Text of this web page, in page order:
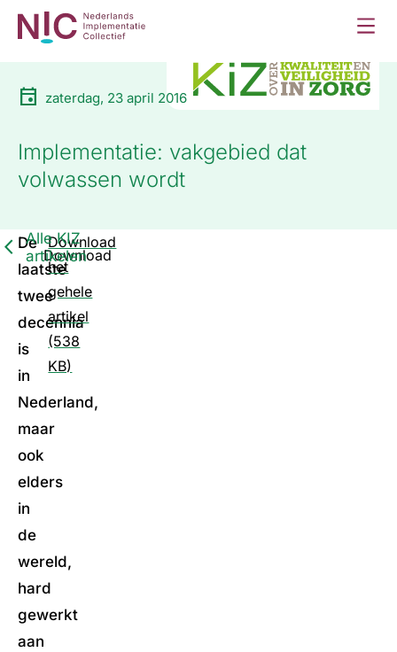
Implementatie: vakgebied dat
volwassen wordt
zaterdag, 23 april 2016
Alle KIZ
artikelen
De
laatste
twee
decennia
is
in
Nederland,
maar
ook
elders
in
de
wereld,
hard
gewerkt
aan
Download
Download
het
gehele
artikel
(538
KB)